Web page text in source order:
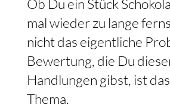
Ob Du ein Stück
mal wieder zu lange
nicht das eigentliche
Bewertung, die Du
Handlungen gibst, ist
Thema.